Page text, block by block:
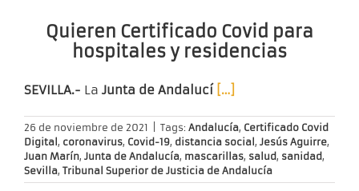
Quieren Certificado Covid para
hospitales y residencias
SEVILLA.- La Junta de Andalucí […]
26 de noviembre de 2021 Tags: Andalucía, Certificado Covid
Digital , coronavirus, Covid-19, distancia social , Jesús Aguirre,
Juan Marín, Junta de Andalucía, mascarillas, salud, sanidad,
Sevilla, Tribunal Superior de Justicia de Andalucía